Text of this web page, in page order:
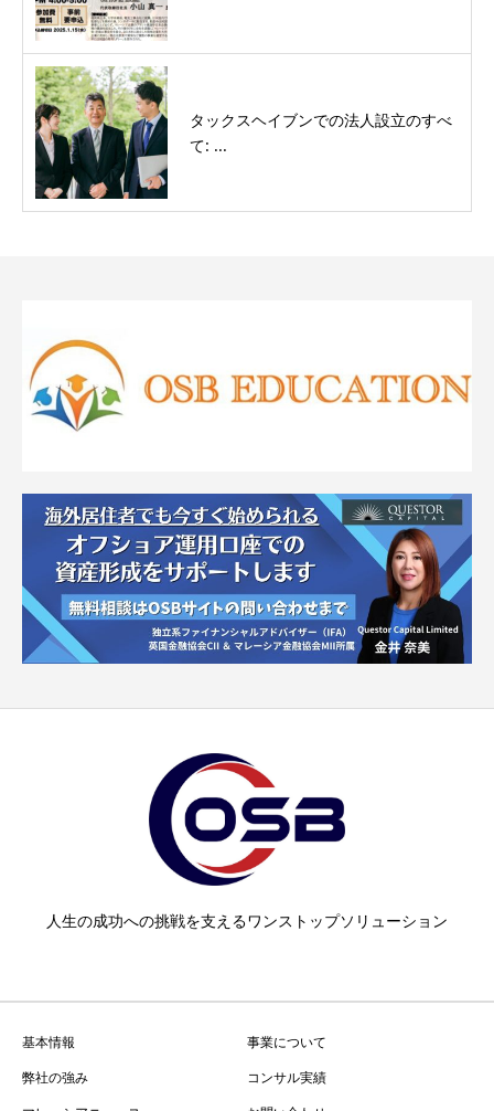
タックスヘイブンでの法人設立のすべ
て: ...
人生の成功への挑戦を支えるワンストップソリューション
基本情報
事業について
弊社の強み
コンサル実績